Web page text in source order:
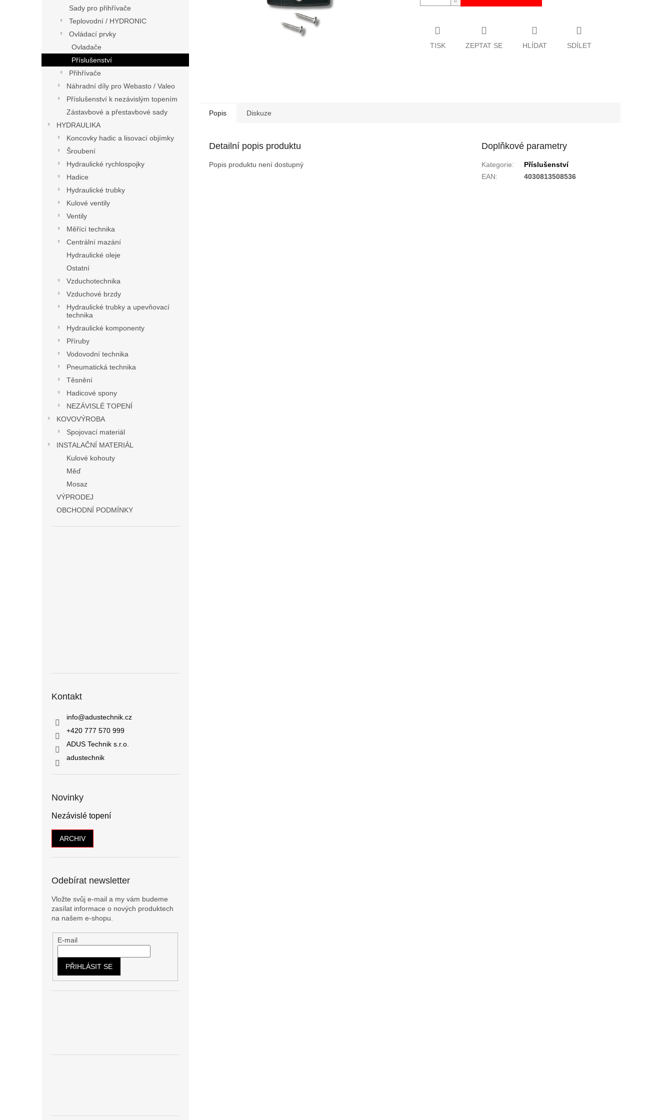
Sady pro přihřívače
Teplovodní / HYDRONIC
Ovládací prvky
Ovladače
Příslušenství
Přihřívače
Náhradní díly pro Webasto / Valeo
Příslušenství k nezávislým topením
Zástavbové a přestavbové sady
HYDRAULIKA
Koncovky hadic a lisovací objímky
Šroubení
Hydraulické rychlospojky
Hadice
Hydraulické trubky
Kulové ventily
Ventily
Měřící technika
Centrální mazání
Hydraulické oleje
Ostatní
Vzduchotechnika
Vzduchové brzdy
Hydraulické trubky a upevňovací
technika
Hydraulické komponenty
Příruby
Vodovodní technika
Pneumatická technika
Těsnění
Hadicové spony
NEZÁVISLÉ TOPENÍ
KOVOVÝROBA
Spojovací materiál
INSTALAČNÍ MATERIÁL
Kulové kohouty
Měď
Mosaz
VÝPRODEJ
OBCHODNÍ PODMÍNKY
Kontakt
info@adustechnik.cz
+420 777 570 999
ADUS Technik s.r.o.
adustechnik
Novinky
Nezávislé topení
ARCHIV
Odebírat newsletter
Vložte svůj e-mail a my vám budeme
zasílat informace o nových produktech
na našem e-shopu.
E-mail
PŘIHLÁSIT SE
TISK ZEPTAT SE HLÍDAT SDÍLET
Popis Diskuze
Detailní popis produktu
Popis produktu není dostupný
Doplňkové parametry
Kategorie:
Příslušenství
EAN: 4030813508536